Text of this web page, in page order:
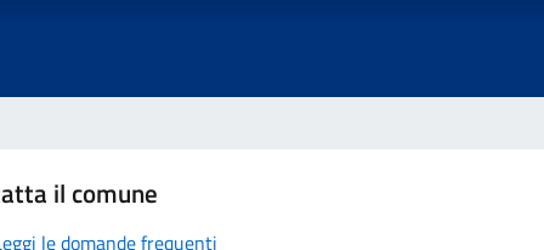
il comune
le domande frequenti